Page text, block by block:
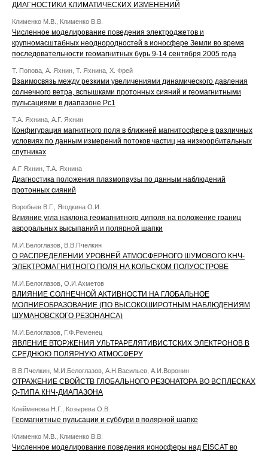
ДИАГНОСТИКИ КЛИМАТИЧЕСКИХ ИЗМЕНЕНИЙ
Клименко М.В., Клименко В.В.
Численное моделирование поведения электроджетов и
крупномасштабных неоднородностей в ионосфере Земли во время
последовательности геомагнитных бурь 9-14 сентября 2005 года
Т. Попова, А. Яхнин, Т. Яхнина, Х. Фрей
Взаимосвязь между резкими увеличениями динамического давления
солнечного ветра, вспышками протонных сияний и геомагнитными
пульсациями в диапазоне Pc1
Т.А. Яхнина, А.Г. Яхнин
Конфигурация магнитного поля в ближней магнитосфере в различных
условиях по данным измерений потоков частиц на низкоорбитальных
спутниках
А.Г Яхнин, Т.А. Яхнина
Диагностика положения плазмопаузы по данным наблюдений
протонных сияний
Воробьев В.Г., Ягодкина О.И.
Влияние угла наклона геомагнитного диполя на положение границ
авроральных высыпаний и полярной шапки
М.И.Белоглазов, В.В.Пчелкин
О РАСПРЕДЕЛЕНИИ УРОВНЕЙ АТМОСФЕРНОГО ШУМОВОГО КНЧ-
ЭЛЕКТРОМАГНИТНОГО ПОЛЯ НА КОЛЬСКОМ ПОЛУОСТРОВЕ
М.И.Белоглазов, О.И.Ахметов
ВЛИЯНИЕ СОЛНЕЧНОЙ АКТИВНОСТИ НА ГЛОБАЛЬНОЕ
МОЛНИЕОБРАЗОВАНИЕ (ПО ВЫСОКОШИРОТНЫМ НАБЛЮДЕНИЯМ
ШУМАНОВСКОГО РЕЗОНАНСА)
М.И.Белоглазов, Г.Ф.Ременец
ЯВЛЕНИЕ ВТОРЖЕНИЯ УЛЬТРАРЕЛЯТИВИСТСКИХ ЭЛЕКТРОНОВ В
СРЕДНЮЮ ПОЛЯРНУЮ АТМОСФЕРУ
В.В.Пчелкин, М.И.Белоглазов, А.Н.Васильев, А.И.Воронин
ОТРАЖЕНИЕ СВОЙСТВ ГЛОБАЛЬНОГО РЕЗОНАТОРА ВО ВСПЛЕСКАХ
Q-ТИПА КНЧ-ДИАПАЗОНА
Клейменова Н.Г., Козырева О.В.
Геомагнитные пульсации и суббури в полярной шапке
Клименко М.В., Клименко В.В.
Численное моделирование поведения ионосферы над EISCAT во